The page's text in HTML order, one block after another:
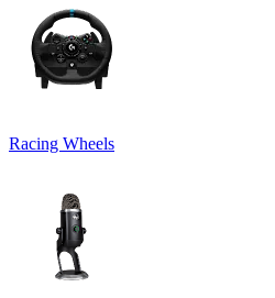
Racing Wheels